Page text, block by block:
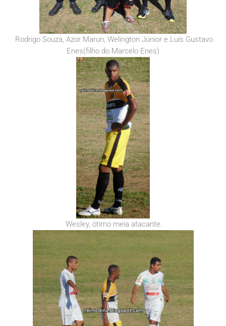
Rodrigo Souza, Azor Marun, Welington Júnior e Luís Gustavo
Enes(filho do Marcelo Enes)
Wesley, ótimo meia atacante.